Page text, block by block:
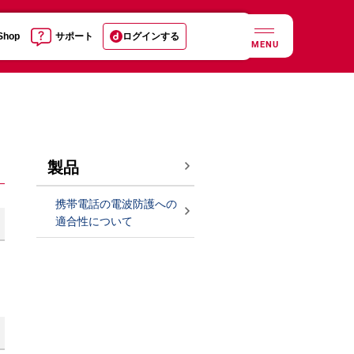
サポート ログインする
MENU
製品
携帯電話の電波防護への
適合性について